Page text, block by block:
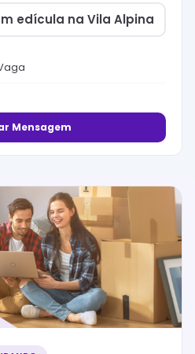
edícula na Vila Alpina
Mensagem